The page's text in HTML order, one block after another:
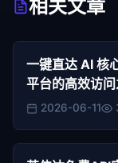
相关文章
一键直达 AI 核
平台的高效访
2026-06-11